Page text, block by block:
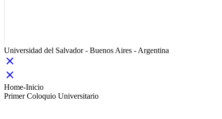
Universidad del Salvador - Buenos Aires - Argentina
close
close
Home-Inicio
Primer Coloquio Universitario